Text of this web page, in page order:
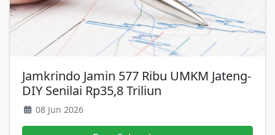
Jamkrindo Jamin 577 Ribu UMKM Jateng-
DIY Senilai Rp35,8 Triliun
08 Jun 2026